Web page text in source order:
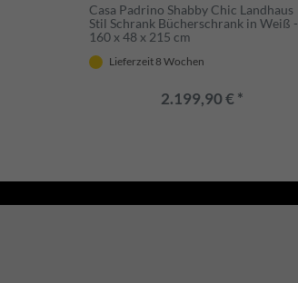
Casa Padrino Shabby Chic Landhaus
Stil Schrank Bücherschrank in Weiß -
160 x 48 x 215 cm
Lieferzeit 8 Wochen
2.199,90 € *